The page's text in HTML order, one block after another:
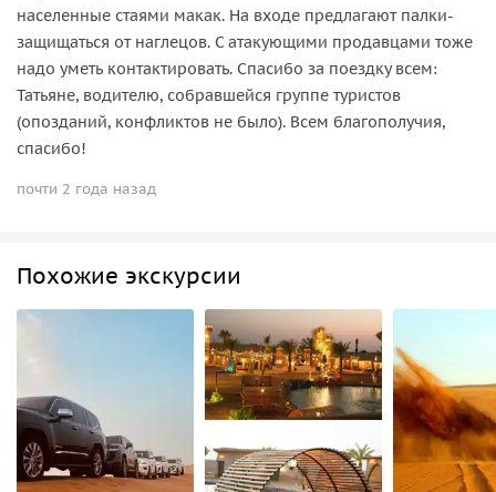
населенные стаями макак. На входе предлагают палки-
защищаться от наглецов. С атакующими продавцами тоже
надо уметь контактировать. Спасибо за поездку всем:
Татьяне, водителю, собравшейся группе туристов
(опозданий, конфликтов не было). Всем благополучия,
спасибо!
почти 2 года назад
Похожие экскурсии